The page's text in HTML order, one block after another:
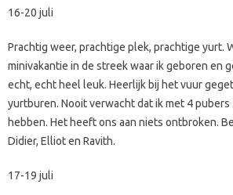
16-20 juli
Prachtig weer, prachtige plek, prachtige yurt.
minivakantie in de streek waar ik geboren en
echt, echt heel leuk. Heerlijk bij het vuur
yurtburen. Nooit verwacht dat ik met 4 pubers
hebben. Het heeft ons aan niets ontbroken.
Didier, Elliot en Ravith.
17-19 juli